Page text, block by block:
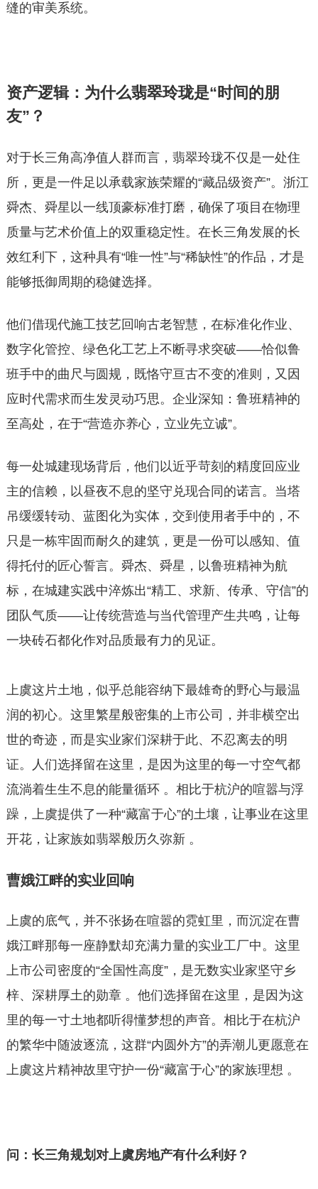
缝的审美系统。
资产逻辑：为什么翡翠玲珑是“时间的朋
友”？
对于长三角高净值人群而言，翡翠玲珑不仅是一处住
所，更是一件足以承载家族荣耀的“藏品级资产”。浙江
舜杰、舜星以一线顶豪标准打磨，确保了项目在物理
质量与艺术价值上的双重稳定性。在长三角发展的长
效红利下，这种具有“唯一性”与“稀缺性”的作品，才是
能够抵御周期的稳健选择。
他们借现代施工技艺回响古老智慧，在标准化作业、
数字化管控、绿色化工艺上不断寻求突破——恰似鲁
班手中的曲尺与圆规，既恪守亘古不变的准则，又因
应时代需求而生发灵动巧思。企业深知：鲁班精神的
至高处，在于“营造亦养心，立业先立诚”。
每一处城建现场背后，他们以近乎苛刻的精度回应业
主的信赖，以昼夜不息的坚守兑现合同的诺言。当塔
吊缓缓转动、蓝图化为实体，交到使用者手中的，不
只是一栋牢固而耐久的建筑，更是一份可以感知、值
得托付的匠心誓言。舜杰、舜星，以鲁班精神为航
标，在城建实践中淬炼出“精工、求新、传承、守信”的
团队气质——让传统营造与当代管理产生共鸣，让每
一块砖石都化作对品质最有力的见证。
上虞这片土地，似乎总能容纳下最雄奇的野心与最温
润的初心。这里繁星般密集的上市公司，并非横空出
世的奇迹，而是实业家们深耕于此、不忍离去的明
证。人们选择留在这里，是因为这里的每一寸空气都
流淌着生生不息的能量循环 。相比于杭沪的喧嚣与浮
躁，上虞提供了一种“藏富于心”的土壤，让事业在这里
开花，让家族如翡翠般历久弥新 。
曹娥江畔的实业回响
上虞的底气，并不张扬在喧嚣的霓虹里，而沉淀在曹
娥江畔那每一座静默却充满力量的实业工厂中。这里
上市公司密度的“全国性高度”，是无数实业家坚守乡
梓、深耕厚土的勋章 。他们选择留在这里，是因为这
里的每一寸土地都听得懂梦想的声音。相比于在杭沪
的繁华中随波逐流，这群“内圆外方”的弄潮儿更愿意在
上虞这片精神故里守护一份“藏富于心”的家族理想 。
问：长三角规划对上虞房地产有什么利好？